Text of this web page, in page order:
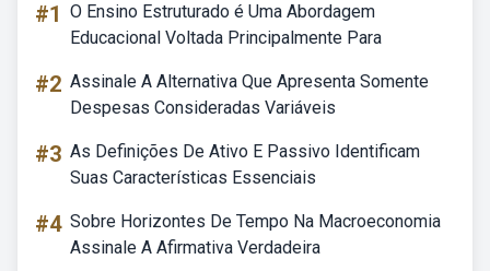
#1 O Ensino Estruturado é Uma Abordagem
Educacional Voltada Principalmente Para
#2 Assinale A Alternativa Que Apresenta Somente
Despesas Consideradas Variáveis
#3 As Definições De Ativo E Passivo Identificam
Suas Características Essenciais
#4 Sobre Horizontes De Tempo Na Macroeconomia
Assinale A Afirmativa Verdadeira